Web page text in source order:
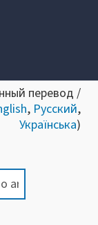
перевод /
, Русский,
Українська)